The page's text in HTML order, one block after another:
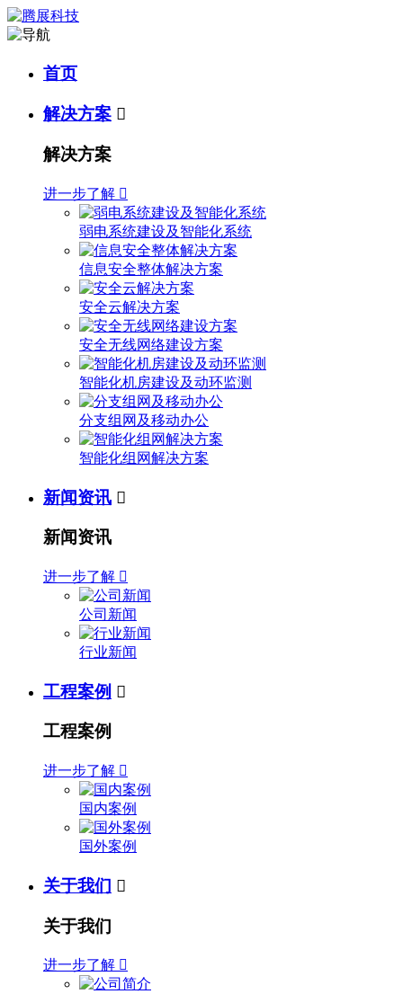
首页
解决方案 
解决方案
进一步了解 
弱电系统建设及智能化系统
信息安全整体解决方案
安全云解决方案
安全无线网络建设方案
智能化机房建设及动环监测
分支组网及移动办公
智能化组网解决方案
新闻资讯 
新闻资讯
进一步了解 
公司新闻
行业新闻
工程案例 
工程案例
进一步了解 
国内案例
国外案例
关于我们 
关于我们
进一步了解 